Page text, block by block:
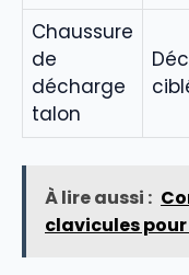
Chaussure
de
décharge
talon
À lire aussi :
clavicules